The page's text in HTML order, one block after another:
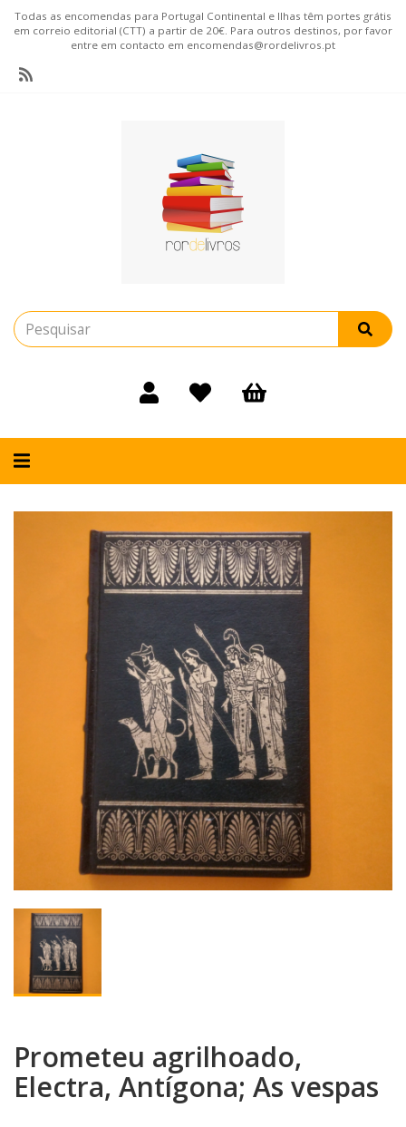
Todas as encomendas para Portugal Continental e Ilhas têm portes grátis
em correio editorial (CTT) a partir de 20€. Para outros destinos, por favor
entre em contacto em encomendas@rordelivros.pt
Alternar
Prometeu agrilhoado,
Electra, Antígona; As vespas